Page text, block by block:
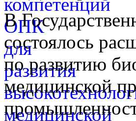
В
состоялось
по развитию
медицинской